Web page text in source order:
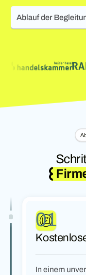
Ablauf der
01
In einem